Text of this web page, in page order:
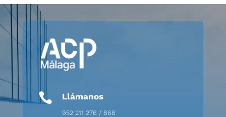
 Llámanos
952 211 276 / 868